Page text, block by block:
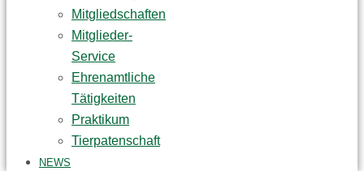
Mitgliedschaften
Mitglieder-
Service
Ehrenamtliche
Tätigkeiten
Praktikum
Tierpatenschaft
NEWS